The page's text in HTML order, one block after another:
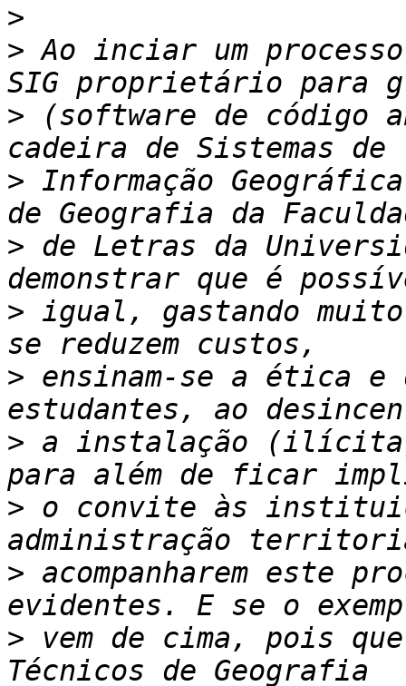
>
> Ao inciar um
> (software de código
> Informação
> de Letras da
> igual, gastando muito
> ensinam-se a ética e
> a instalação (ilícita)
> o convite às
> acompanharem este
> vem de cima, pois